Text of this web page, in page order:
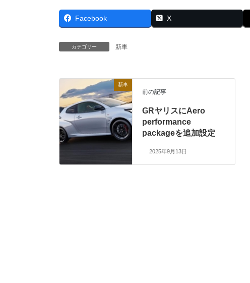
Facebook X
カテゴリー 新車
新車
前の記事
GRヤリスにAero
performance
packageを追加設定
2025年9月13日